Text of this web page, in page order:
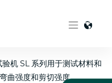
机 SL 系列用于测试材料和
曲强度和剪切强度。